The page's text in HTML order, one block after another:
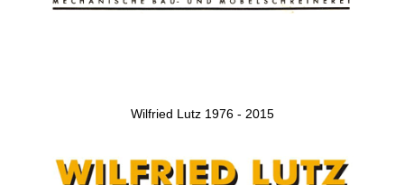
Wilfried Lutz 1976 - 2015